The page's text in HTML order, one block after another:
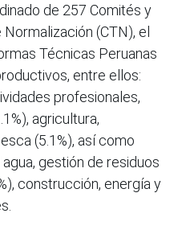
de 257 Comités y
(CTN), el
Técnicas Peruanas
entre ellos:
profesionales,
agricultura,
(5.1%), así como
gestión de residuos
construcción, energía y